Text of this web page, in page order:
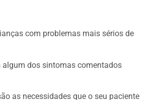
com problemas mais sérios de
algum dos sintomas comentados
as necessidades que o seu paciente